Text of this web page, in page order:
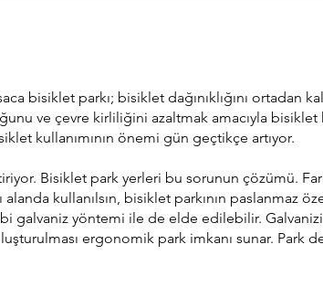
bisiklet parkı; bisiklet dağınıklığını ortadan
ve çevre kirliliğini azaltmak amacıyla
kullanımının önemi gün geçtikçe artıyor.
Bisiklet park yerleri bu sorunun çözümü.
kullanılsın, bisiklet parkının paslanmaz
yöntemi ile de elde edilebilir.
ergonomik park imkanı sunar.